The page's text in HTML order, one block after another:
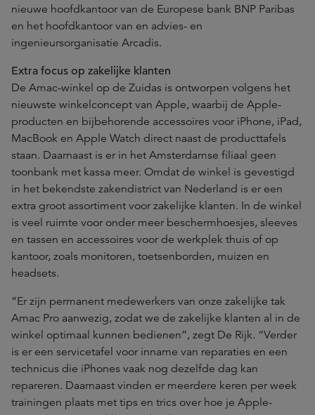
nieuwe hoofdkantoor van de Europese bank BNP Paribas
en het hoofdkantoor van en advies- en
ingenieursorganisatie Arcadis.
Extra focus op zakelijke klanten
De Amac-winkel op de Zuidas is ontworpen volgens het
nieuwste winkelconcept van Apple, waarbij de Apple-
producten en bijbehorende accessoires voor iPhone, iPad,
MacBook en Apple Watch direct naast de producttafels
staan. Daarnaast is er in het Amsterdamse filiaal geen
toonbank met kassa meer. Omdat de winkel is gevestigd
in het bekendste zakendistrict van Nederland is er een
extra groot assortiment voor zakelijke klanten. In de winkel
is veel ruimte voor onder meer beschermhoesjes, sleeves
en tassen en accessoires voor de werkplek thuis of op
kantoor, zoals monitoren, toetsenborden, muizen en
headsets.
“Er zijn permanent medewerkers van onze zakelijke tak
Amac Pro aanwezig, zodat we de zakelijke klanten al in de
winkel optimaal kunnen bedienen”, zegt De Rijk. “Verder
is er een servicetafel voor inname van reparaties en een
technicus die iPhones vaak nog dezelfde dag kan
repareren. Daarnaast vinden er meerdere keren per week
trainingen plaats met tips en trics over hoe je Apple-